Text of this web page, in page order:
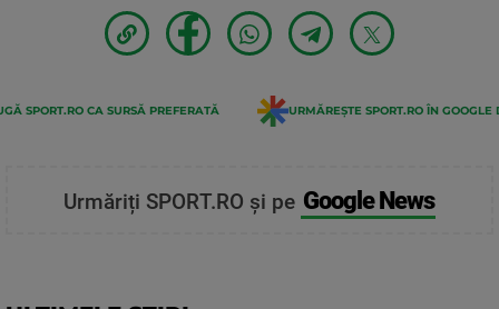
SPORT.RO CA SURSĂ PREFERATĂ URMĂREȘTE SPORT.RO ÎN GOOGLE
Urmăriți SPORT.RO și pe Google News